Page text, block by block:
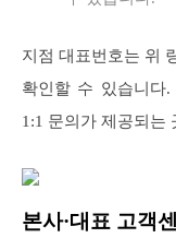
지점 대표번호는 위
확인할 수 있습니다
1:1 문의가 제공되는
본사·대표 고객